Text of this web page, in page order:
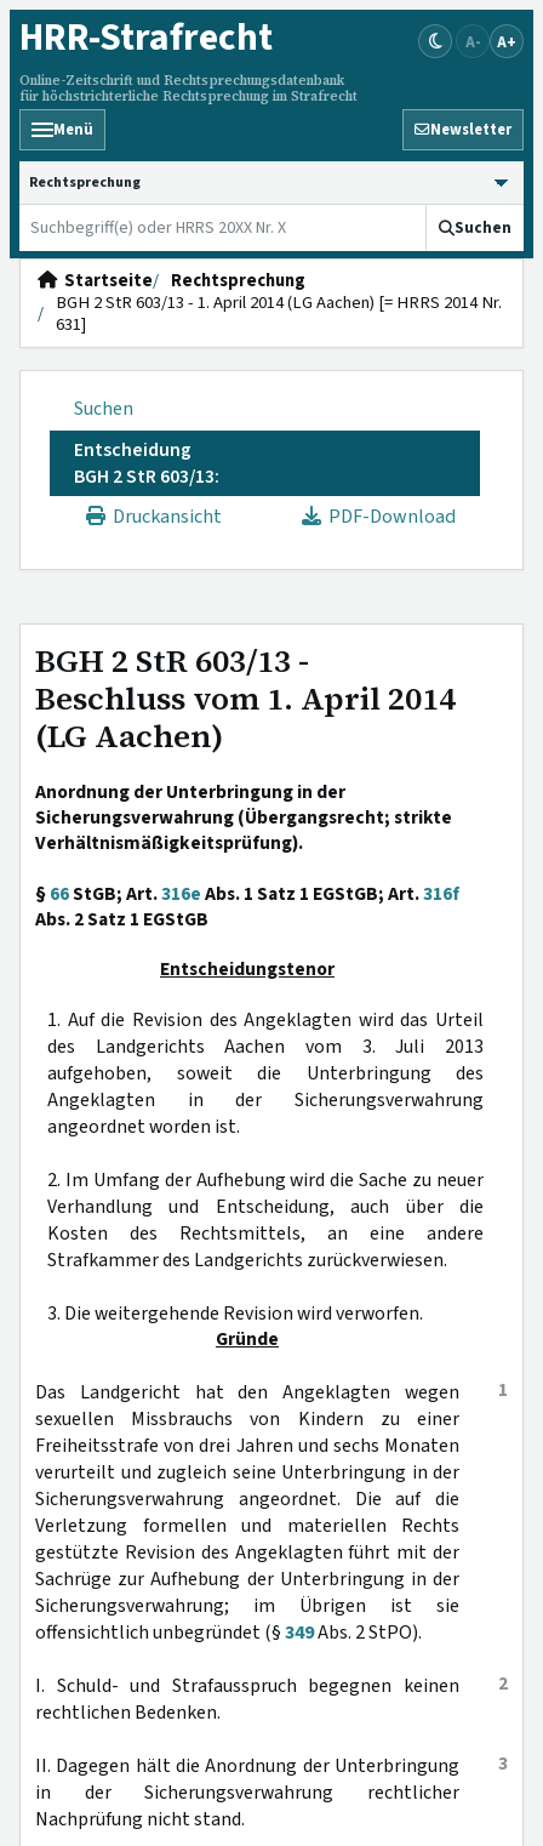
HRR-Strafrecht
Online-Zeitschrift und Rechtsprechungsdatenbank
für höchstrichterliche Rechtsprechung im Strafrecht
A- A+
Menü Newsletter
HRRS durchsuchen
Suchen
Startseite
Rechtsprechung
BGH 2 StR 603/13 - 1. April 2014 (LG Aachen) [= HRRS 2014 Nr.
631]
Suchen
Entscheidung
BGH 2 StR 603/13:
Druckansicht
PDF-Download
BGH 2 StR 603/13 -
Beschluss vom 1. April 2014
(LG Aachen)
Anordnung der Unterbringung in der
Sicherungsverwahrung (Übergangsrecht; strikte
Verhältnismäßigkeitsprüfung).
§66StGB; Art.316eAbs. 1 Satz 1 EGStGB; Art.316f
Abs. 2 Satz 1 EGStGB
Entscheidungstenor
1. Auf die Revision des Angeklagten wird das Urteil
des Landgerichts Aachen vom 3. Juli 2013
aufgehoben, soweit die Unterbringung des
Angeklagten in der Sicherungsverwahrung
angeordnet worden ist.
2. Im Umfang der Aufhebung wird die Sache zu neuer
Verhandlung und Entscheidung, auch über die
Kosten des Rechtsmittels, an eine andere
Strafkammer des Landgerichts zurückverwiesen.
3. Die weitergehende Revision wird verworfen.
Gründe
1
Das Landgericht hat den Angeklagten wegen
sexuellen Missbrauchs von Kindern zu einer
Freiheitsstrafe von drei Jahren und sechs Monaten
verurteilt und zugleich seine Unterbringung in der
Sicherungsverwahrung angeordnet. Die auf die
Verletzung formellen und materiellen Rechts
gestützte Revision des Angeklagten führt mit der
Sachrüge zur Aufhebung der Unterbringung in der
Sicherungsverwahrung; im Übrigen ist sie
offensichtlich unbegründet (§349Abs. 2 StPO).
2
I. Schuld- und Strafausspruch begegnen keinen
rechtlichen Bedenken.
3
II. Dagegen hält die Anordnung der Unterbringung
in der Sicherungsverwahrung rechtlicher
Nachprüfung nicht stand.